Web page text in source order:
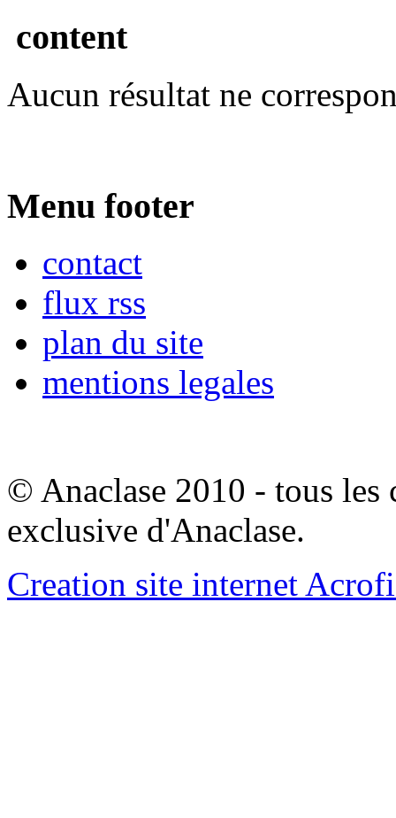
content
Aucun résultat ne
Menu footer
contact
flux rss
plan du site
mentions legales
© Anaclase 2010 - tous les
exclusive d'Anaclase.
Creation site internet